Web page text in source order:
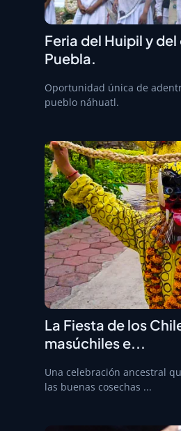
Feria del Huipil y
Puebla.
Oportunidad única de
pueblo náhuatl.
La Fiesta de los
masúchiles e...
Una celebración ancestral
las buenas cosechas ...